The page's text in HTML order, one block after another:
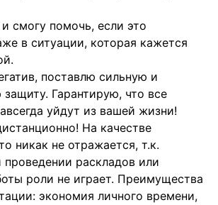
смогу помочь, если это
в ситуации, которая кажется
поставлю сильную и
Гарантирую, что все
уйдут из вашей жизни!
На качестве
никак не отражается, т.к.
проведении раскладов или
роли не играет. Преимущества
экономия личного времени,